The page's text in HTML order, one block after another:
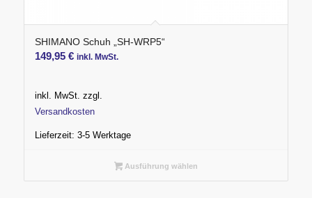
SHIMANO Schuh „SH-WRP5“
149,95 € inkl. MwSt.
inkl. MwSt. zzgl.
Versandkosten
Lieferzeit: 3-5 Werktage
Ausführung wählen